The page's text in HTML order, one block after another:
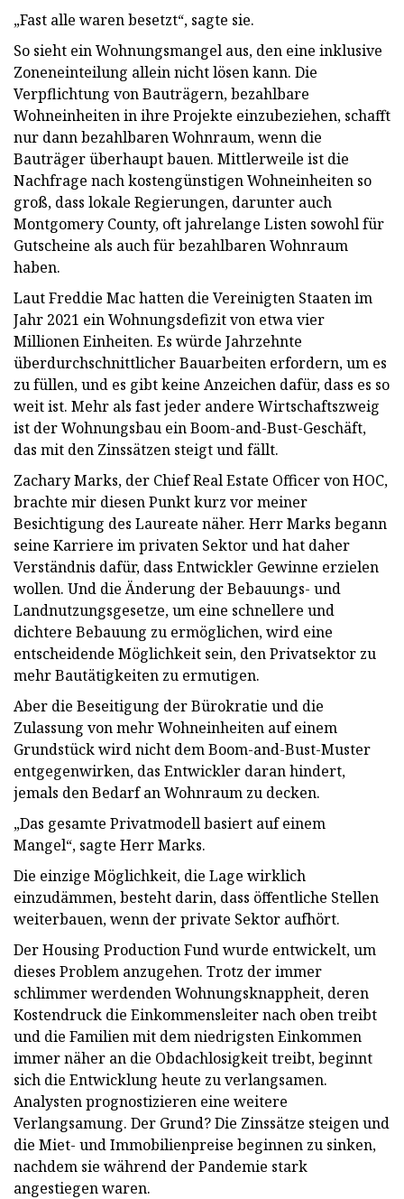
„Fast alle waren besetzt“, sagte sie.
So sieht ein Wohnungsmangel aus, den eine inklusive
Zoneneinteilung allein nicht lösen kann. Die
Verpflichtung von Bauträgern, bezahlbare
Wohneinheiten in ihre Projekte einzubeziehen, schafft
nur dann bezahlbaren Wohnraum, wenn die
Bauträger überhaupt bauen. Mittlerweile ist die
Nachfrage nach kostengünstigen Wohneinheiten so
groß, dass lokale Regierungen, darunter auch
Montgomery County, oft jahrelange Listen sowohl für
Gutscheine als auch für bezahlbaren Wohnraum
haben.
Laut Freddie Mac hatten die Vereinigten Staaten im
Jahr 2021 ein Wohnungsdefizit von etwa vier
Millionen Einheiten. Es würde Jahrzehnte
überdurchschnittlicher Bauarbeiten erfordern, um es
zu füllen, und es gibt keine Anzeichen dafür, dass es so
weit ist. Mehr als fast jeder andere Wirtschaftszweig
ist der Wohnungsbau ein Boom-and-Bust-Geschäft,
das mit den Zinssätzen steigt und fällt.
Zachary Marks, der Chief Real Estate Officer von HOC,
brachte mir diesen Punkt kurz vor meiner
Besichtigung des Laureate näher. Herr Marks begann
seine Karriere im privaten Sektor und hat daher
Verständnis dafür, dass Entwickler Gewinne erzielen
wollen. Und die Änderung der Bebauungs- und
Landnutzungsgesetze, um eine schnellere und
dichtere Bebauung zu ermöglichen, wird eine
entscheidende Möglichkeit sein, den Privatsektor zu
mehr Bautätigkeiten zu ermutigen.
Aber die Beseitigung der Bürokratie und die
Zulassung von mehr Wohneinheiten auf einem
Grundstück wird nicht dem Boom-and-Bust-Muster
entgegenwirken, das Entwickler daran hindert,
jemals den Bedarf an Wohnraum zu decken.
„Das gesamte Privatmodell basiert auf einem
Mangel“, sagte Herr Marks.
Die einzige Möglichkeit, die Lage wirklich
einzudämmen, besteht darin, dass öffentliche Stellen
weiterbauen, wenn der private Sektor aufhört.
Der Housing Production Fund wurde entwickelt, um
dieses Problem anzugehen. Trotz der immer
schlimmer werdenden Wohnungsknappheit, deren
Kostendruck die Einkommensleiter nach oben treibt
und die Familien mit dem niedrigsten Einkommen
immer näher an die Obdachlosigkeit treibt, beginnt
sich die Entwicklung heute zu verlangsamen.
Analysten prognostizieren eine weitere
Verlangsamung. Der Grund? Die Zinssätze steigen und
die Miet- und Immobilienpreise beginnen zu sinken,
nachdem sie während der Pandemie stark
angestiegen waren.